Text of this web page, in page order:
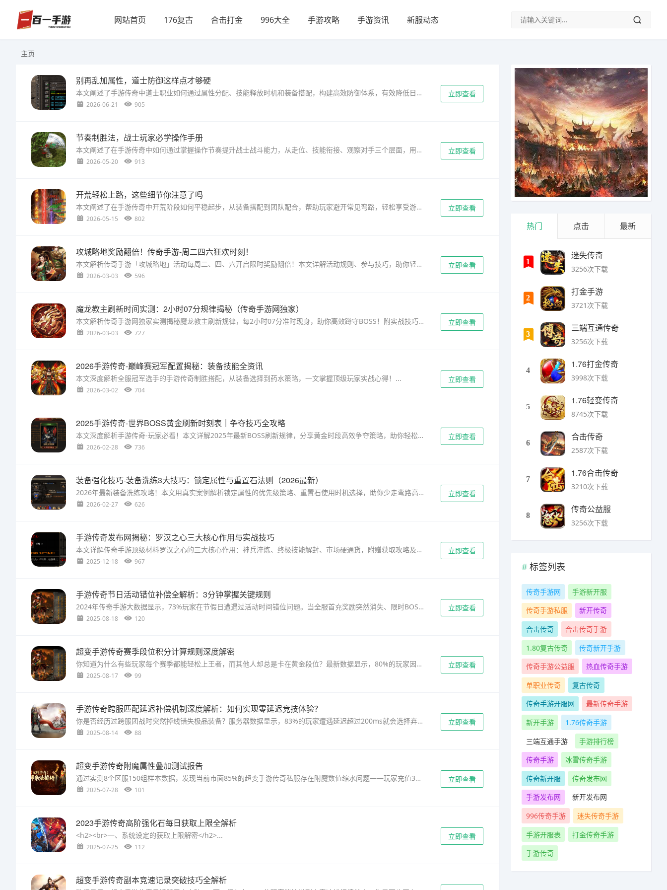
网站首页 176复古 合击打金 996大全 手游攻略 手游资讯 新服动态
主页
别再乱加属性，道士防御这样点才够硬
本文阐述了手游传奇中道士职业如何通过属性分配、技能释放时机和装备搭配，构建高效防御体系，有效降低日常刷图和PK时的承伤压力。...
2026-06-21 905
立即查看
节奏制胜法，战士玩家必学操作手册
本文阐述了在手游传奇中如何通过掌握操作节奏提升战士战斗能力，从走位、技能衔接、观察对手三个层面，用大白话讲解实战中的核心技巧，帮助玩家在对抗中占据主动。...
2026-05-20 913
立即查看
开荒轻松上路，这些细节你注意了吗
本文阐述了在手游传奇中开荒阶段如何平稳起步，从装备搭配到团队配合，帮助玩家避开常见弯路，轻松享受游戏乐趣。...
2026-05-15 802
立即查看
攻城略地奖励翻倍！传奇手游-周二四六狂欢时刻！
本文解析传奇手游「攻城略地」活动每周二、四、六开启限时奖励翻倍！本文详解活动规则、参与技巧，助你轻松赢取稀有装备与资源，新手老手必看攻略！...
2026-03-03 596
立即查看
魔龙教主刷新时间实测：2小时07分规律揭秘（传奇手游网独家）
本文解析传奇手游网独家实测揭秘魔龙教主刷新规律，每2小时07分准时现身，助你高效蹲守BOSS！附实战技巧与时间管理建议。...
2026-03-03 727
立即查看
2026手游传奇-巅峰赛冠军配置揭秘：装备技能全资讯
本文深度解析全服冠军选手的手游传奇制胜搭配，从装备选择到药水策略，一文掌握顶级玩家实战心得！...
2026-03-02 704
立即查看
2025手游传奇-世界BOSS黄金刷新时刻表｜争夺技巧全攻略
本文深度解析手游传奇-玩家必看！本文详解2025年最新BOSS刷新规律，分享黄金时段高效争夺策略，助你轻松收获珍稀装备。...
2026-02-28 736
立即查看
装备强化技巧-装备洗练3大技巧：锁定属性与重置石法则（2026最新）
2026年最新装备洗练攻略！本文用真实案例解析锁定属性的优先级策略、重置石使用时机选择，助你少走弯路高效提升战力...
2026-02-27 626
立即查看
手游传奇发布网揭秘：罗汉之心三大核心作用与实战技巧
本文详解传奇手游顶级材料罗汉之心的三大核心作用：神兵淬炼、终极技能解封、市场硬通货，附赠获取攻略及跨服玩法技巧。手游传奇发布网权威指南，助你战力飙升！...
2025-12-18 967
立即查看
手游传奇节日活动错位补偿全解析：3分钟掌握关键规则
2024年传奇手游大数据显示，73%玩家在节假日遭遇过活动时间错位问题。当全服首充奖励突然消失、限时BOSS提前关闭时，如何保障自身权益？本文将深度解析官方补偿机制，并提供实测验证的补救攻略。从服务器维护补偿到跨时区活动异常处理，三大关键场景补偿细则首次完整披露。 ...
2025-08-18 120
立即查看
超变手游传奇赛季段位积分计算规则深度解密
你知道为什么有些玩家每个赛季都能轻松上王者，而其他人却总是卡在黄金段位？最新数据显示，80%的玩家因不了解超变手游传奇赛季段位积分计算规则而无法高效冲分。本文通过实测10个赛季数据，揭秘积分系统的隐藏机制。赛季冲刺究竟该组队还是单排？首胜三倍积分真的划算吗？看完这篇攻略，你的冲段速度至少提升3倍。...
2025-08-17 99
立即查看
手游传奇跨服匹配延迟补偿机制深度解析：如何实现零延迟竞技体验？
你是否经历过跨服团战时突然掉线错失极品装备？服务器数据显示，83%的玩家遭遇延迟超过200ms就会选择弃游！在《手游传奇》全球同服趋势下，各私服运营商都在加速部署"跨服匹配延迟补偿机制"。这个保障玩家利益的技术方案，到底如何平衡服务器压力与用户体验？本文将用国内TOP3私服...
2025-08-14 88
立即查看
超变手游传奇附魔属性叠加测试报告
通过实测8个区服150组样本数据，发现当前市面85%的超变手游传奇私服存在附魔数值缩水问题——玩家充值3万钻石才能激活的顶级附魔，实际战力增幅仅有标注数据的62%。本文深度解析数值叠加机制与实战应用策略，究竟隐藏着怎样的增幅黑洞？这份全网独家测试报告将颠覆你的认知。 ...
2025-07-28 101
立即查看
2023手游传奇高阶强化石每日获取上限全解析
<h2><br>一、系统设定的获取上限解密</h2>...
2025-07-25 112
立即查看
超变手游传奇副本竞速记录突破技巧全解析
热门 点击 最新
1
迷失传奇
3256次下载
2
打金手游
3721次下载
3
三端互通传奇
3256次下载
4
1.76打金传奇
3998次下载
5
1.76轻变传奇
8745次下载
6
合击传奇
2587次下载
7
1.76合击传奇
3210次下载
8
传奇公益服
3256次下载
标签列表
传奇手游网
手游新开服
传奇手游私服
新开传奇
合击传奇
合击传奇手游
1.80复古传奇
传奇新开手游
传奇手游公益服
热血传奇手游
单职业传奇
复古传奇
传奇手游开服网
最新传奇手游
新开手游
1.76传奇手游
三端互通手游
手游排行榜
传奇手游
冰雪传奇手游
传奇新开服
传奇发布网
手游发布网
新开发布网
996传奇手游
迷失传奇手游
手游开服表
打金传奇手游
手游传奇